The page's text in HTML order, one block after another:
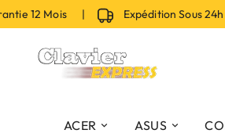
12 Mois | Expédition Sous
ACER ASUS